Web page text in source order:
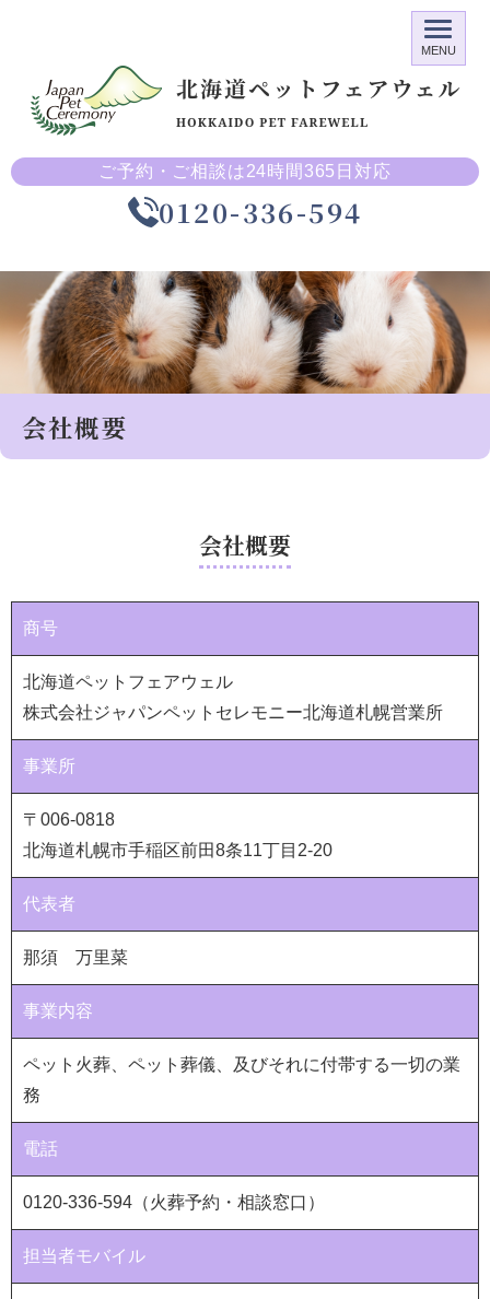
ご予約・ご相談は24時間365日対応
0120-336-594
MENU
会社概要
会社概要
商号
北海道ペットフェアウェル
株式会社ジャパンペットセレモニー北海道札幌営業所
事業所
〒006-0818
北海道札幌市手稲区前田8条11丁目2-20
代表者
那須 万里菜
事業内容
ペット火葬、ペット葬儀、及びそれに付帯する一切の業
務
電話
0120-336-594（火葬予約・相談窓口）
担当者モバイル